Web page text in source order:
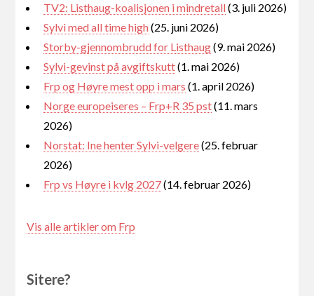
TV2: Listhaug-koalisjonen i mindretall(3. juli 2026)
Sylvi med all time high(25. juni 2026)
Storby-gjennombrudd for Listhaug(9. mai 2026)
Sylvi-gevinst på avgiftskutt(1. mai 2026)
Frp og Høyre mest opp i mars (1. april 2026)
Norge europeiseres – Frp+R 35 pst(11. mars
2026)
Norstat: Ine henter Sylvi-velgere(25. februar
2026)
Frp vs Høyre i kvlg 2027(14. februar 2026)
Vis alle artikler om Frp
Sitere?